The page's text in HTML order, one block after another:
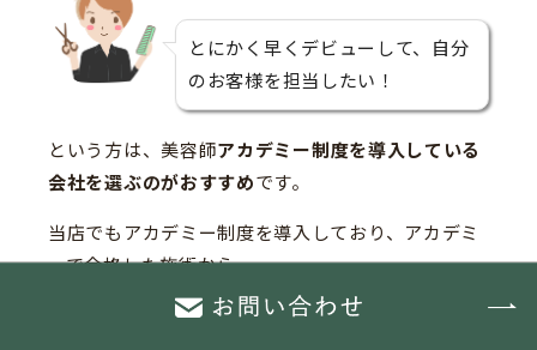
とにかく早くデビューして、自分
のお客様を担当したい！
という方は、美容師アカデミー制度を導入している
会社を選ぶのがおすすめです。
当店でもアカデミー制度を導入しており、アカデミ
ーで合格した施術から
実際にお客様を担当することも可能です。(本デビュ